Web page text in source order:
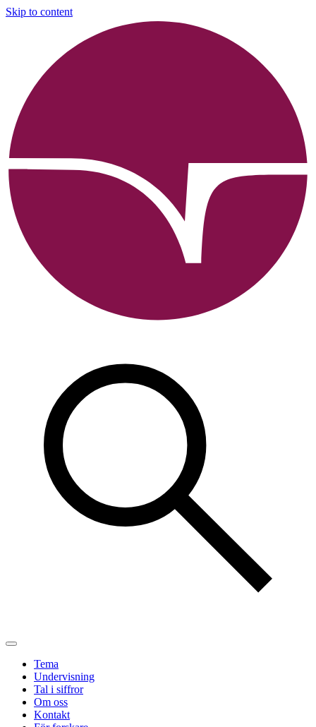
Skip to content
Tema
Undervisning
Tal i siffror
Om oss
Kontakt